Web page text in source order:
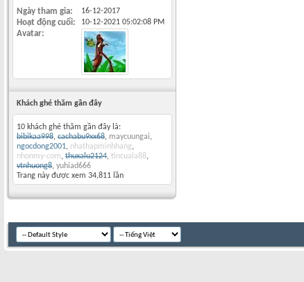
Ngày tham gia 16-12-2017
Hoạt động cuối 10-12-2021 05:02:08 PM
Avatar
Khách ghé thăm gần đây
10 khách ghé thăm gần đây là:
bibikaa998, cachabu9xx68, maycuungai,
ngocdong2001, nhathapminhhang,
nhonmy-com, thuxalu2124, tincuala88,
vtnhuong8, yuhiad666
Trang này được xem 34,811 lần